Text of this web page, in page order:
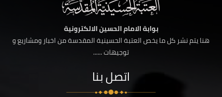
بوابة الامام الحسين الالكترونية
هنا يتم نشر كل ما يخص العتبة الحسينية المقدسة من اخبار ومشاريع و
توجيهات ......
اتصل بنا